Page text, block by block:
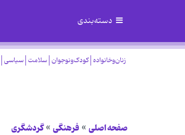
دسته‌بندی
زنان‌وخانواده کودک‌ونوجوان سلامت سیاسی
صفحه اصلی فرهنگی گردشگری